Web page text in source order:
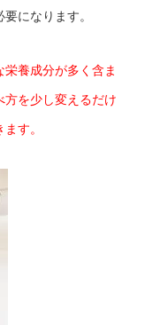
になります。
養成分が多く含ま
を少し変えるだけ
す。